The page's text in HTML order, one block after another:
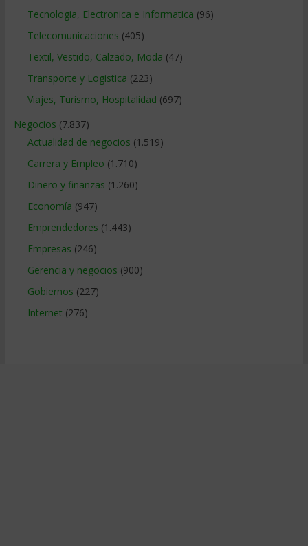
Tecnologia, Electronica e Informatica (96)
Telecomunicaciones (405)
Textil, Vestido, Calzado, Moda (47)
Transporte y Logistica (223)
Viajes, Turismo, Hospitalidad (697)
Negocios (7.837)
Actualidad de negocios (1.519)
Carrera y Empleo (1.710)
Dinero y finanzas (1.260)
Economía (947)
Emprendedores (1.443)
Empresas (246)
Gerencia y negocios (900)
Gobiernos (227)
Internet (276)